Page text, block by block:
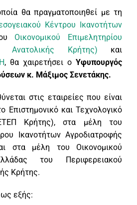
θα πραγματοποιηθεί με τη
Κέντρου Ικανοτήτων
Οικονομικού Επιμελητηρίου
Ανατολικής Κρήτης) και
, θα χαιρετήσει ο Υφυπουργός
κ. Μάξιμος Σενετάκης.
στις εταιρείες που είναι
Επιστημονικό και Τεχνολογικό
Κρήτης), στα μέλη του
Ικανοτήτων Αγροδιατροφής
στα μέλη του Οικονομικού
του Περιφερειακού
Κρήτης.
εξής: